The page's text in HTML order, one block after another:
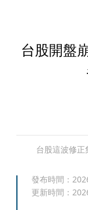
台股開盤
台股這波修正
發布時間：
更新時間：